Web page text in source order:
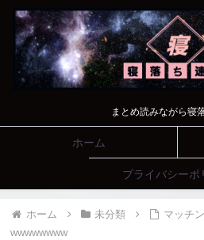
まとめ読みながら寝
ホーム
プライバシーポ
ホーム 未分類
マッチ
wwwwwwww